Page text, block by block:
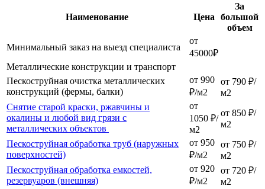
Наименование Цена
За
большой
объем
Минимальный заказ на выезд специалиста
от
45000₽
Металлические конструкции и транспорт
Пескоструйная очистка металлических
конструкций (фермы, балки)
от 990
₽/м2
от 790 ₽/
м2
Снятие старой краски, ржавчины и
окалины и любой вид грязи с
металлических объектов
от
1050 ₽/
м2
от 850 ₽/
м2
Пескоструйная обработка труб (наружных
поверхностей)
от 950
₽/м2
от 750 ₽/
м2
Пескоструйная обработка емкостей,
резервуаров (внешняя)
от 920
₽/м2
от 720 ₽/
м2